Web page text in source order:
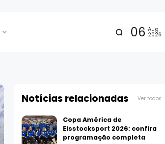
06 Aug
2026
Notícias relacionadas Ver todos
Copa América de
Eisstocksport 2026: confira
programação completa